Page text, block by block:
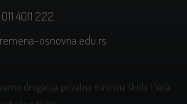
011 4011 222
osnovna.edu.rs
drugačija privatna osnovna škola | Vaša